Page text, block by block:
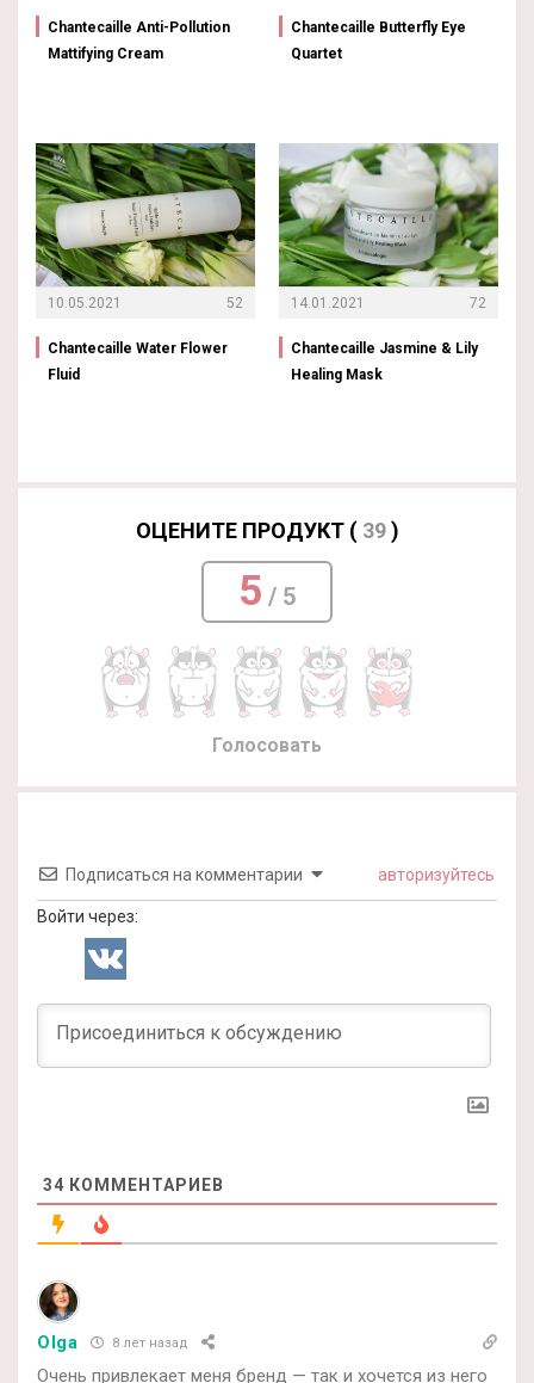
Chantecaille Anti-Pollution
Mattifying Cream
10.05.2021 52
Chantecaille Water Flower
Fluid
Chantecaille Butterfly Eye
Quartet
14.01.2021 72
Chantecaille Jasmine & Lily
Healing Mask
ОЦЕНИТЕ ПРОДУКТ ( 39)
5 / 5
Голосовать
Подписаться на комментарии авторизуйтесь
Войти через:
34 КОММЕНТАРИЕВ
Olga 8 лет назад
Очень привлекает меня бренд — так и хочется из него